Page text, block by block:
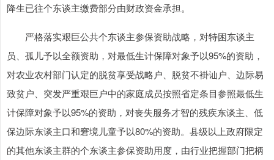
降生已往个东谈主缴费部分由财政资金承担。
严格落实艰巨公共个东谈主参保资助战略，对特困东谈主
员、孤儿予以全额资助，对最低生计保障对象予以95%的资助，
对农业农村部门认定的脱贫享受战略户、脱贫不褂讪户、边际易
致贫户、突发严重艰巨户中的家庭成员按照省定条目参照最低生
计保障对象予以95%的资助，对丧失服务才智的残疾东谈主、低
保边际东谈主口和窘境儿童予以80%的资助。县级以上政府限定
的其他东谈主群的个东谈主参保资助用度，由行业把握部门把柄